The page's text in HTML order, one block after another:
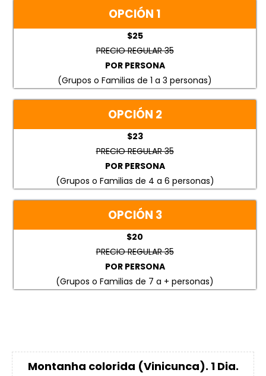
OPCIÓN 1
$25
PRECIO REGULAR 35
POR PERSONA
(Grupos o Familias de 1 a 3 personas)
OPCIÓN 2
$23
PRECIO REGULAR 35
POR PERSONA
(Grupos o Familias de 4 a 6 personas)
OPCIÓN 3
$20
PRECIO REGULAR 35
POR PERSONA
(Grupos o Familias de 7 a + personas)
Montanha colorida (Vinicunca). 1 Dia.